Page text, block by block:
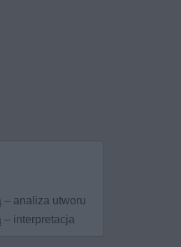
– analiza utworu
– interpretacja